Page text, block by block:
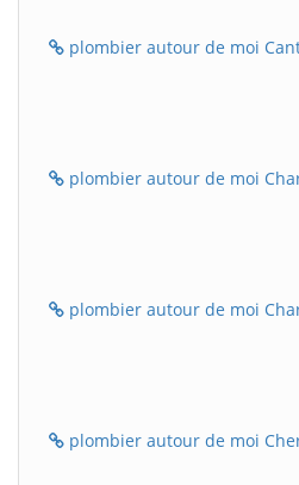
plombier autour de moi
plombier autour de moi
plombier autour de moi
plombier autour de moi